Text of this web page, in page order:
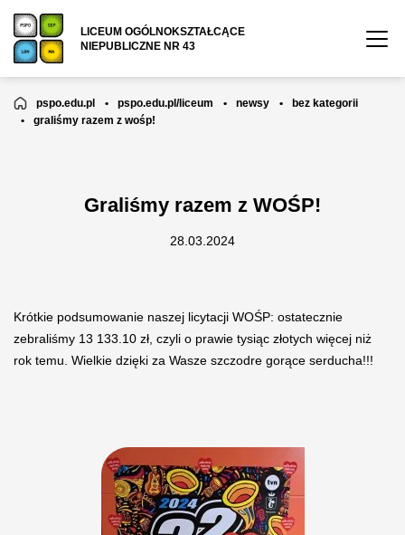
LICEUM OGÓLNOKSZTAŁCĄCE
NIEPUBLICZNE NR 43
pspo.edu.pl • pspo.edu.pl/liceum • newsy •
bez kategorii
•
graliśmy razem z wośp!
Graliśmy razem z WOŚP!
28.03.2024
Krótkie podsumowanie naszej licytacji WOŚP: ostatecznie
zebraliśmy 13 133.10 zł, czyli o prawie tysiąc złotych więcej niż
rok temu. Wielkie dzięki za Wasze szczodre gorące serducha!!!